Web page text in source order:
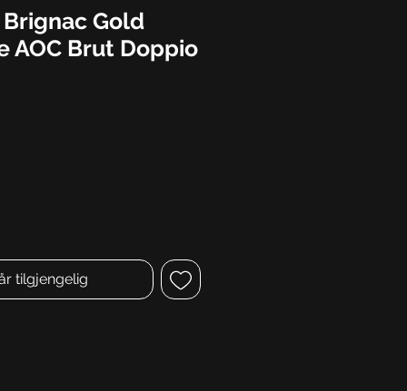
Gold
AOC Brut Doppio
tilgjengelig